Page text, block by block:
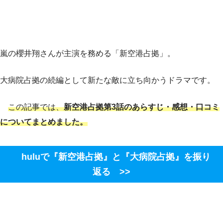
嵐の櫻井翔さんが主演を務める「新空港占拠」。
大病院占拠の続編として新たな敵に立ち向かうドラマです。
この記事では、新空港占拠第3話のあらすじ・感想・口コミ
についてまとめました。
huluで『新空港占拠』と『大病院占拠』を振り
返る >>